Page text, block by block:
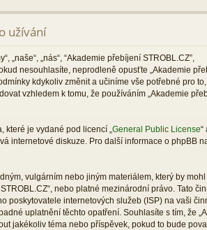
užívání
„naše“, „nás“, “Akademie přebíjení STROBL.CZ”,
nesouhlasíte, neprodleně opusťte „Akademie
kdykoliv změnit a učiníme vše potřebné pro
vzhledem k tomu, že používáním „Akademie
je vydané pod licencí „ General Public License“
internetové diskuze. Pro další informace o phpBB
vulgárním nebo jiným materiálem, který by
nebo platné mezinárodní právo. Tato
poskytovatele internetových služeb (ISP) na vaši
uplatnění těchto opatření. Souhlasíte s tím, že
jakékoliv téma nebo příspěvek, pokud to bude